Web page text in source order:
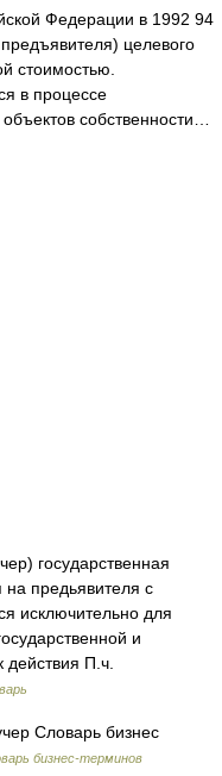
Федерации в 1992 94
целевого
стоимостью.
в процессе
собственности…
государственная
на предьявителя с
исключительно для
и
П.ч.
Словарь бизнес
бизнес-терминов